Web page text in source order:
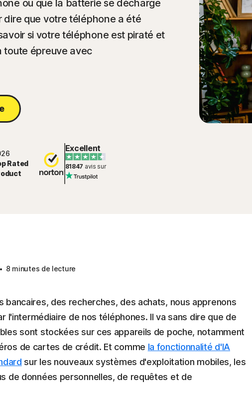
ou que la batterie se décharge
que votre téléphone a été
si votre téléphone est piraté et
toute épreuve avec
Rated
Excellent
81847 avis sur
8 minutes de lecture
des recherches, des achats, nous apprenons
l'intermédiaire de nos téléphones. Il va sans dire que de
sont stockées sur ces appareils de poche, notamment
de cartes de crédit. Et comme la fonctionnalité d'IA
sur les nouveaux systèmes d'exploitation mobiles, les
de données personnelles, de requêtes et de